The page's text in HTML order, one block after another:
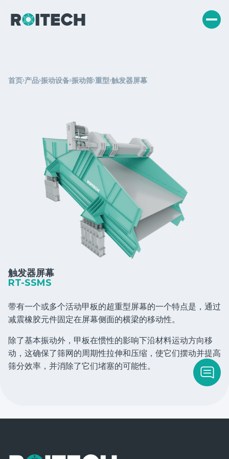
首页 产品 振动设备 振动筛 重型 触发器屏幕
触发器屏幕
RT-SSMS
带有一个或多个活动甲板的超重型屏幕的一个特点是，通过
减震橡胶元件固定在屏幕侧面的横梁的移动性。
除了基本振动外，甲板在惯性的影响下沿材料运动方向移
动，这确保了筛网的周期性拉伸和压缩，使它们摆动并提高
筛分效率，并消除了它们堵塞的可能性。